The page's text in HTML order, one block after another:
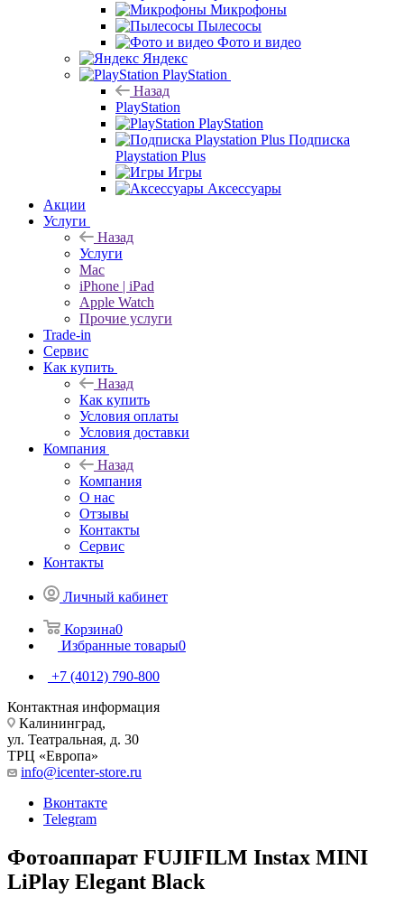
Микрофоны
Пылесосы
Фото и видео
Яндекс
PlayStation
Назад
PlayStation
PlayStation
Подписка
Playstation Plus
Игры
Аксессуары
Акции
Услуги
Назад
Услуги
Mac
iPhone | iPad
Apple Watch
Прочие услуги
Trade-in
Сервис
Как купить
Назад
Как купить
Условия оплаты
Условия доставки
Компания
Назад
Компания
О нас
Отзывы
Контакты
Сервис
Контакты
Личный кабинет
Корзина0
Избранные товары0
+7 (4012) 790-800
Контактная информация
Калининград,
ул. Театральная, д. 30
ТРЦ «Европа»
info@icenter-store.ru
Вконтакте
Telegram
Фотоаппарат FUJIFILM Instax MINI
LiPlay Elegant Black